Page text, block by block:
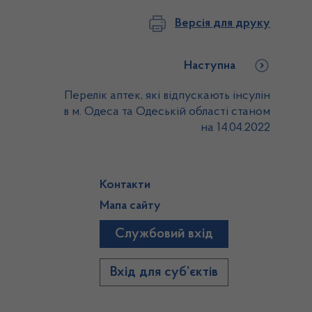
Версія для друку
Наступна
Перелік аптек, які відпускають інсулін
в м. Одеса та Одеській області станом
на 14.04.2022
Контакти
Мапа сайту
Службовий вхід
Вхід для суб’єктів